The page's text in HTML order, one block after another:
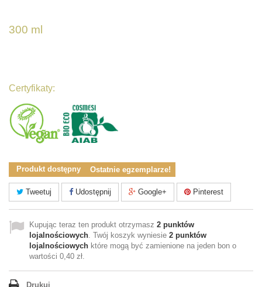
300 ml
Certyfikaty:
Produkt dostępny Ostatnie egzemplarze!
Tweetuj Udostępnij Google+ Pinterest
Kupując teraz ten produkt otrzymasz 2 punktów
lojalnościowych. Twój koszyk wyniesie 2 punktów
lojalnościowych które mogą być zamienione na jeden bon o
wartości 0,40 zł.
Drukuj